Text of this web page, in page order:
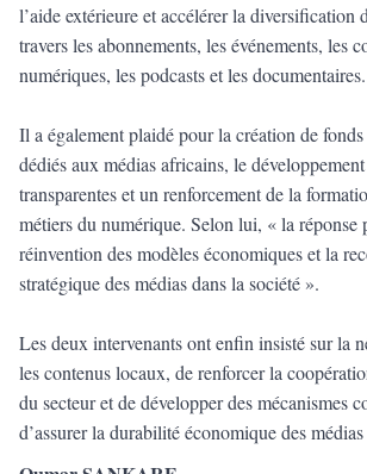
l’aide extérieure et accélérer la diversification
travers les abonnements, les événements, les
numériques, les podcasts et les documentaires.
Il a également plaidé pour la création de fonds
dédiés aux médias africains, le
transparentes et un renforcement de la
métiers du numérique. Selon lui, « la réponse
réinvention des modèles économiques et la
stratégique des médias dans la société ».
Les deux intervenants ont enfin insisté sur la
les contenus locaux, de renforcer la
du secteur et de développer des mécanismes
d’assurer la durabilité économique des